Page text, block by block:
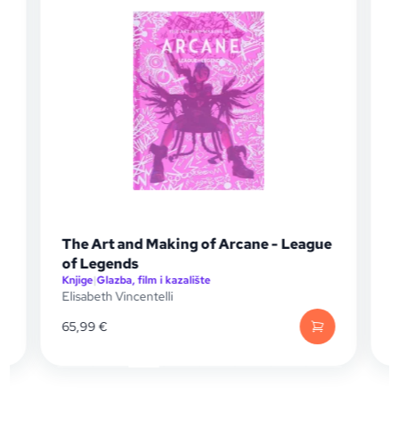
The Art and Making of Arcane - League
of Legends
Knjige|Glazba, film i kazalište
Elisabeth Vincentelli
65,99€